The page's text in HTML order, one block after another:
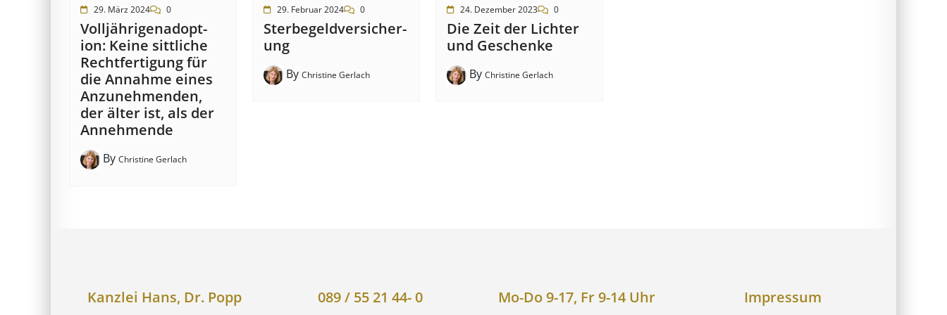
29. März 2024 0
Voll­jährigen­­adopt­
ion:­ Keine sitt­­liche
Recht­­fertig­ung für
die An­­nahme eines
An­­zu­­nehm­­en­den,
der älter ist, als der
An­­neh­m­en­de
By Christine Gerlach
29. Februar 2024 0
Ster­be­geld­ver­sich­er­
ung
By Christine Gerlach
24. Dezember 2023 0
Die Zeit der Lichter
und Geschenke
By Christine Gerlach
Kanzlei Hans, Dr. Popp
089 / 55 21 44- 0
Mo-Do 9-17, Fr 9-14 Uhr
Impressum